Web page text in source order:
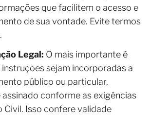
que facilitem o acesso e
de sua vontade. Evite termos
Legal: O mais importante é
instruções sejam incorporadas a
público ou particular,
assinado conforme as exigências
Civil. Isso confere validade